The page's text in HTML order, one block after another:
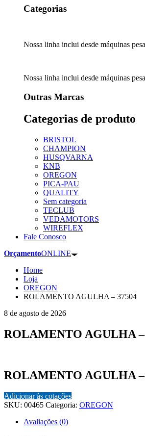
Categorias
Nossa linha inclui desde máquinas
Nossa linha inclui desde máquinas
Outras Marcas
Categorias de produto
BRISTOL
CHAMPION
HUSQVARNA
KNB
OREGON
PICA-PAU
QUALITY
Sem categoria
TECLUB
VEDAMOTORS
WIREFLEX
Fale Conosco
OrçamentoONLINE
Home
Loja
OREGON
ROLAMENTO AGULHA – 37504
8 de agosto de 2026
ROLAMENTO AGULHA –
ROLAMENTO AGULHA –
Adicionar às cotações
SKU: 00465 Categoria: OREGON
Avaliações (0)